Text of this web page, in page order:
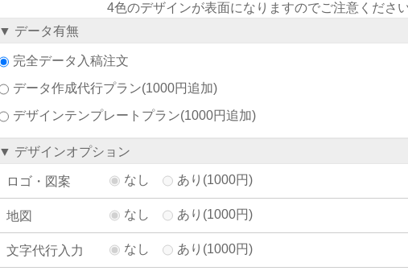
4色のデザインが表面になりますのでご注意くださ
▼ データ有無
完全データ入稿注文
データ作成代行プラン(1000円追加)
デザインテンプレートプラン(1000円追加)
▼ デザインオプション
ロゴ・図案 なし あり(1000円)
地図 なし あり(1000円)
文字代行入力 なし あり(1000円)